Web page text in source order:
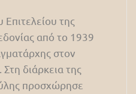
της
από το 1939
στον
διάρκεια της
προσχώρησε